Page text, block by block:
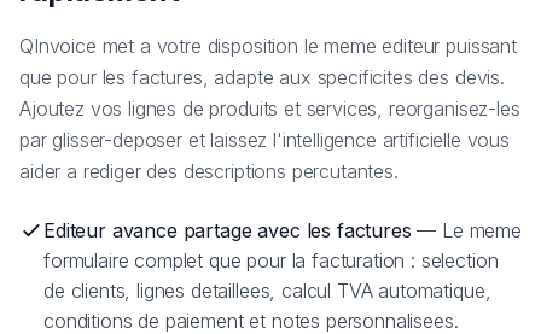
QInvoice met a votre disposition le meme editeur puissant
que pour les factures, adapte aux specificites des devis.
Ajoutez vos lignes de produits et services, reorganisez-les
par glisser-deposer et laissez l'intelligence artificielle vous
aider a rediger des descriptions percutantes.
Editeur avance partage avec les factures — Le meme
formulaire complet que pour la facturation : selection
de clients, lignes detaillees, calcul TVA automatique,
conditions de paiement et notes personnalisees.